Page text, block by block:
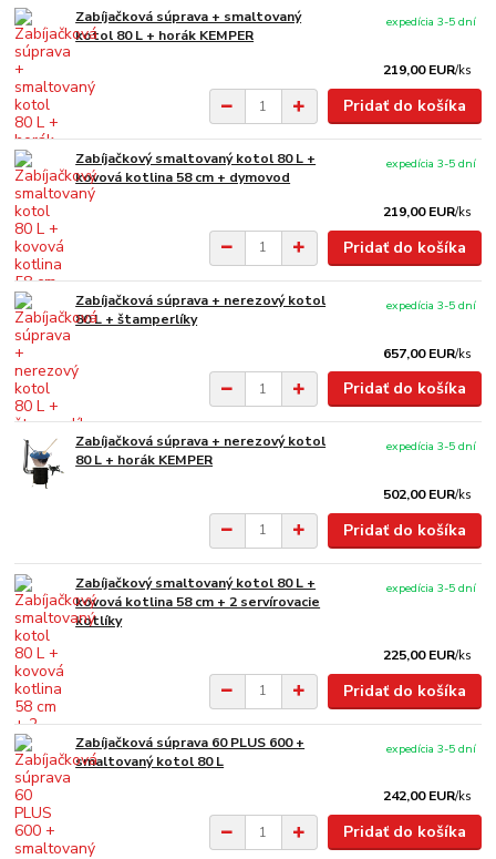
Zabíjačková súprava + smaltovaný
kotol 80 L + horák KEMPER
219,00 EUR/ks
expedícia 3-5 dní
Pridať do košíka
Zabíjačkový smaltovaný kotol 80 L +
kovová kotlina 58 cm + dymovod
219,00 EUR/ks
expedícia 3-5 dní
Pridať do košíka
Zabíjačková súprava + nerezový kotol
80 L + štamperlíky
657,00 EUR/ks
expedícia 3-5 dní
Pridať do košíka
Zabíjačková súprava + nerezový kotol
80 L + horák KEMPER
502,00 EUR/ks
expedícia 3-5 dní
Pridať do košíka
Zabíjačkový smaltovaný kotol 80 L +
kovová kotlina 58 cm + 2 servírovacie
kotlíky
225,00 EUR/ks
expedícia 3-5 dní
Pridať do košíka
Zabíjačková súprava 60 PLUS 600 +
smaltovaný kotol 80 L
242,00 EUR/ks
expedícia 3-5 dní
Pridať do košíka